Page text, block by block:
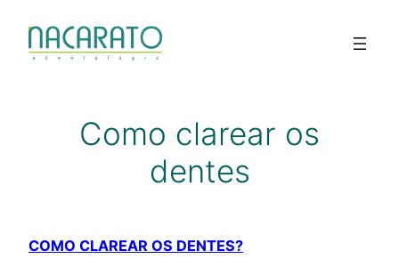
Como clarear os
dentes
COMO CLAREAR OS DENTES?